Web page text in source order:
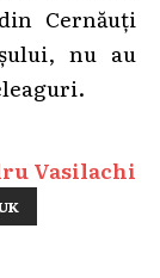
Cernăuți
nu au
Vasilachi